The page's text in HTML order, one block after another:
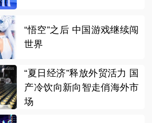
“悟空”之后 中国游戏继续闯
世界
“夏日经济”释放外贸活力 国
产冷饮向新向智走俏海外市
场